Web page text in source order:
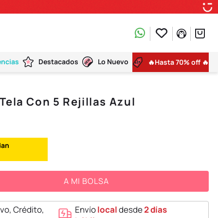
Destacados Lo Nuevo 🔥Hasta 70% off 🔥
Con 5 Rejillas Azul
A MI BOLSA
Crédito,
Envíolocaldesde2 días